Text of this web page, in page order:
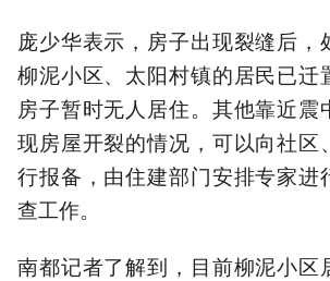
庞少华表示，房子出现裂缝后，
柳泥小区、太阳村镇的居民已迁
房子暂时无人居住。其他靠近震
现房屋开裂的情况，可以向社区
行报备，由住建部门安排专家进
查工作。
南都记者了解到，目前柳泥小区